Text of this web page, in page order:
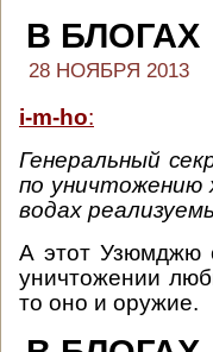
В БЛОГАХ
28 НОЯБРЯ 2013
i-m-ho:
Генеральный
по уничтожению
водах
А этот Узюмджю
уничтожении
то оно и оружие.